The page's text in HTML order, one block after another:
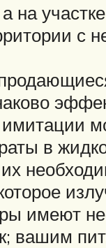
с
в
имеют
вашим